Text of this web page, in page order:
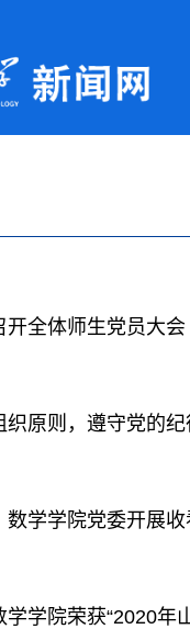
开全体师生党员大会
织原则，遵守党的
数学学院党委开展
学学院荣获“2020